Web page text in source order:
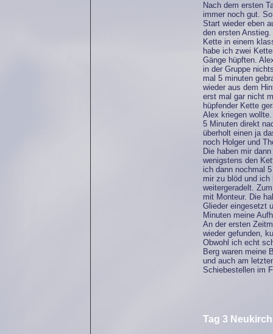
Nach dem ersten
immer noch gut.
Start wieder eben
den ersten
Kette in einem
habe ich zwei
Gänge hüpften.
in der Gruppe
mal 5 minuten
wieder aus dem
erst mal gar nicht
hüpfender Kette
Alex kriegen
5 Minuten direkt
überholt einen ja
noch Holger und
Die haben mir
wenigstens den
ich dann nochmal
mir zu blöd und ich
weitergeradelt.
mit Monteur. Die
Glieder eingesetzt
Minuten meine
An der ersten
wieder gefunden,
Obwohl ich echt
Berg waren meine
und auch am
Schiebestellen im
Tag 3